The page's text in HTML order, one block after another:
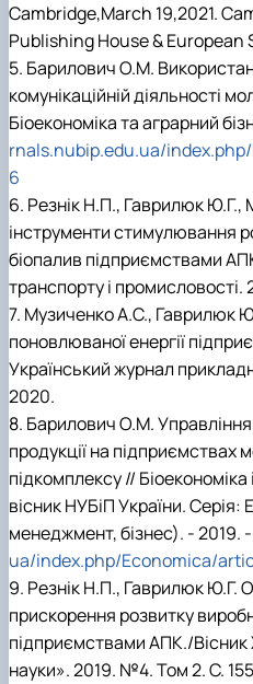
Cambridge,March 19,2021.
Publishing House &
5. Барилович О.М.
комунікаційній діяльності
Біоекономіка та аграрний
rnals.nubip.edu.ua/
6
6. Резнік Н.П., Гаврилюк Ю.Г.,
інструменти стимулювання
біопалив підприємствами
транспорту і
7. Музиченко А.С., Гаврилюк
поновлюваної енергії
Український журнал
2020.
8. Барилович О.М.
продукції на підприємствах
підкомплексу //
вісник НУБіП України. Серія:
менеджмент, бізнес). - 2019.
ua/index.php/Economica/
9. Резнік Н.П., Гаврилюк Ю.Г.
прискорення розвитку
підприємствами АПК./Вісник
науки». 2019. №4. Том 2. С.